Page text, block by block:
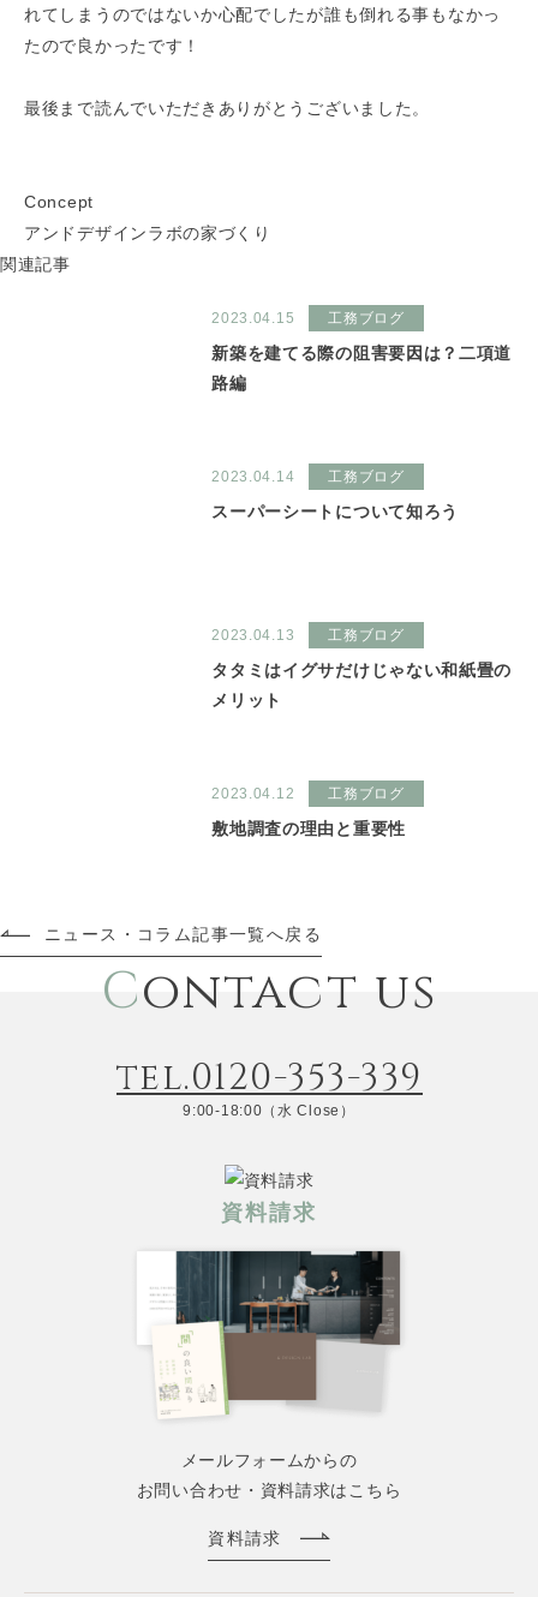
れてしまうのではないか心配でしたが誰も倒れる事もなかっ
たので良かったです！
最後まで読んでいただきありがとうございました。
Concept
アンドデザインラボの家づくり
関連記事
2023.04.15 工務ブログ
新築を建てる際の阻害要因は？二項道
路編
2023.04.14 工務ブログ
スーパーシートについて知ろう
2023.04.13 工務ブログ
タタミはイグサだけじゃない和紙畳の
メリット
2023.04.12 工務ブログ
敷地調査の理由と重要性
ニュース・コラム記事一覧へ戻る
Contact us
tel.0120-353-339
9:00-18:00（水 Close）
資料請求
メールフォームからの
お問い合わせ・資料請求はこちら
資料請求